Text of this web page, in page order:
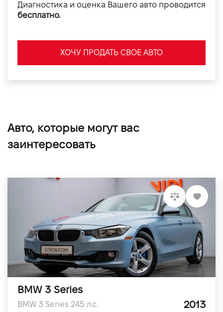
Диагностика и оценка Вашего авто проводится
бесплатно.
ХОЧУ ПРОДАТЬ СВОЕ АВТО
Авто, которые могут вас
заинтересовать
BMW 3 Series
BMW 3 Series 245 л.с. 2013